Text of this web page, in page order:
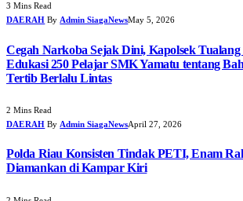
3 Mins Read
DAERAH By Admin SiagaNewsMay 5, 2026
Cegah Narkoba Sejak Dini, Kapolsek
Edukasi 250 Pelajar SMK Yamatu tentang
Tertib Berlalu Lintas
2 Mins Read
DAERAH By Admin SiagaNewsApril 27, 2026
Polda Riau Konsisten Tindak PETI, Enam
Diamankan di Kampar Kiri